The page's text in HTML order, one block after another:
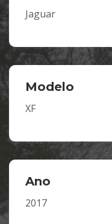
Jaguar
Modelo
XF
Ano
2017